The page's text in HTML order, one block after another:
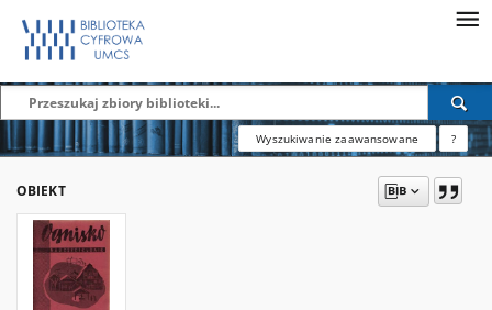
Wyszukiwanie zaawansowane ?
OBIEKT